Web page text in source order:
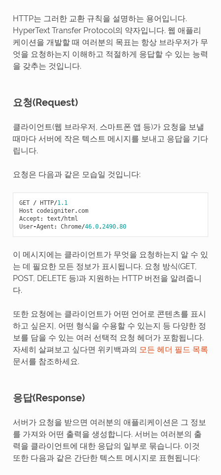
HTTP는 그러한 교환 규칙을 설명하는 용어입니다.
HyperText Transfer Protocol의 약자입니다. 웹 애플리
케이션을 개발할 때 여러분의 목표는 항상 브라우저가 무
엇을 요청하는지 이해하고 적절하게 응답할 수 있는 능력
을 갖추는 것입니다.
요청(Request)
클라이언트(웹 브라우저, 스마트폰 앱 등)가 요청을 보낼
때마다 서버에 작은 텍스트 메시지를 보내고 응답을 기다
립니다.
요청은 다음과 같은 모습일 것입니다:
GET / HTTP/1.1
Host
codeigniter. com
Accept : text/html
User-Agent : Chrome/46.0.2490.80
이 메시지에는 클라이언트가 무엇을 요청하는지 알 수 있
는 데 필요한 모든 정보가 표시됩니다. 요청 방식(GET,
POST, DELETE 등)과 지원하는 HTTP 버전을 알려줍니
다.
또한 요청에는 클라이언트가 어떤 언어로 콘텐츠를 표시
하고 싶은지, 어떤 형식을 수용할 수 있는지 등 다양한 정
보를 담을 수 있는 여러 선택적 요청 헤더가 포함됩니다.
자세히 살펴보고 싶다면 위키백과의 모든 헤더 필드 목록
문서를 참조하세요.
응답(Response)
서버가 요청을 받으면 여러분의 애플리케이션은 그 정보
를 가져와 어떤 출력을 생성합니다. 서버는 여러분의 출
력을 클라이언트에 대한 응답의 일부로 묶습니다. 이것
또한 다음과 같은 간단한 텍스트 메시지로 표현됩니다: